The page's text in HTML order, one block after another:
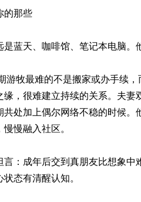
的那些
蓝天、咖啡馆、笔记本电脑。
游牧最难的不是搬家或办手续
，很难建立持续的关系。夫
共处加上偶尔网络不稳的时候。
慢融入社区。
言：成年后交到真朋友比想象
态有清醒认知。